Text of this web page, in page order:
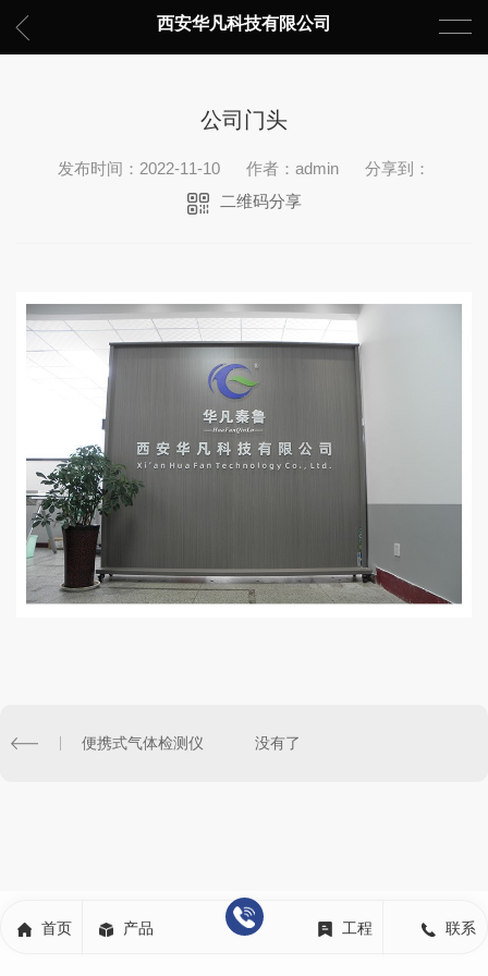
西安华凡科技有限公司
公司门头
发布时间：2022-11-10 作者：admin
分享到：
二维码分享
便携式气体检测仪 没有了
首页 产品 工程 联系